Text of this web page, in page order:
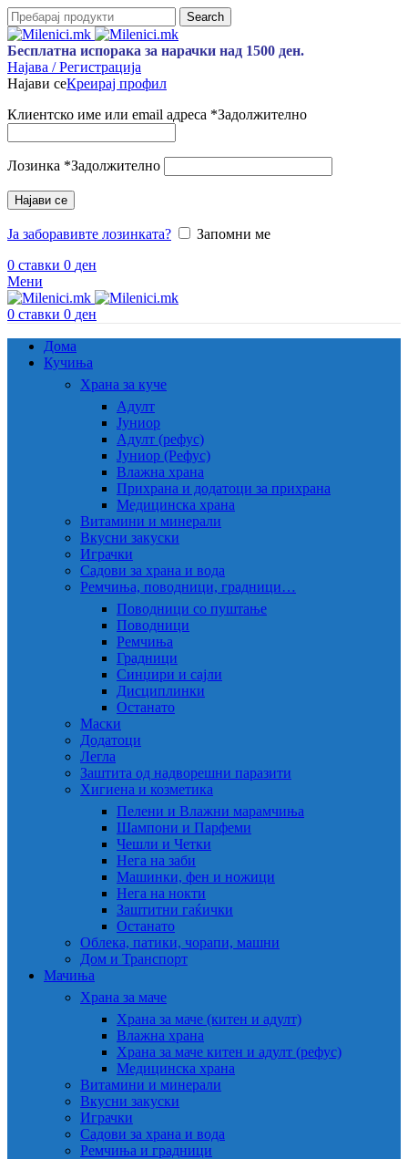
Search
Бесплатна испорака за нарачки над 1500 ден.
Најава / Регистрација
Најави сеКреирај профил
Клиентско име или email адреса *Задолжително
Лозинка *Задолжително
Најави се
Ја заборавивте лозинката?
Запомни ме
0 ставки 0 ден
Мени
0 ставки 0 ден
Дома
Кучиња
Храна за куче
Адулт
Јуниор
Адулт (рефус)
Јуниор (Рефус)
Влажна храна
Прихрана и додатоци за прихрана
Медицинска храна
Витамини и минерали
Вкусни закуски
Играчки
Садови за храна и вода
Ремчиња, поводници, градници…
Поводници со пуштање
Поводници
Ремчиња
Градници
Синџири и сајли
Дисциплинки
Останато
Маски
Додатоци
Легла
Заштита од надворешни паразити
Хигиена и козметика
Пелени и Влажни марамчиња
Шампони и Парфеми
Чешли и Четки
Нега на заби
Машинки, фен и ножици
Нега на нокти
Заштитни гаќички
Останато
Облека, патики, чорапи, машни
Дом и Транспорт
Мачиња
Храна за маче
Храна за маче (китен и адулт)
Влажна храна
Храна за маче китен и адулт (рефус)
Медицинска храна
Витамини и минерали
Вкусни закуски
Играчки
Садови за храна и вода
Ремчиња и градници